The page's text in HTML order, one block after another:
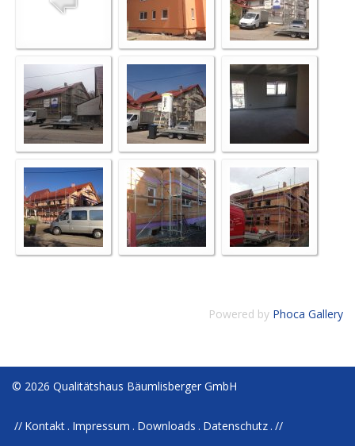
Powered by Phoca Gallery
© 2026 Qualitätshaus Bäumlisberger GmbH
Kontakt Impressum Downloads Datenschutz //